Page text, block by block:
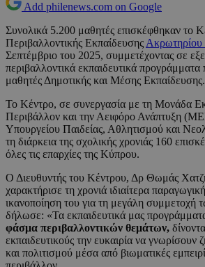
Add philenews.com on Google
Συνολικά 5.200 μαθητές επισκέφθηκαν το
Περιβαλλοντικής Εκπαίδευσης Ακρωτηρίου
Σεπτέμβριο του 2025, συμμετέχοντας σε
περιβαλλοντικά εκπαιδευτικά
μαθητές Δημοτικής και Μέσης Εκπαίδευσης.
Το Κέντρο, σε συνεργασία με τη Μονάδα
Περιβάλλον και την Αειφόρο Ανάπτυξη
Υπουργείου Παιδείας, Αθλητισμού και
τη διάρκεια της σχολικής χρονιάς 160
όλες τις επαρχίες της Κύπρου.
Ο Διευθυντής του Κέντρου, Δρ Θωμάς
χαρακτήρισε τη χρονιά ιδιαίτερα
ικανοποίηση του για τη μεγάλη συμμετοχή
δήλωσε: «Τα εκπαιδευτικά μας
φάσμα περιβαλλοντικών θεμάτων,
εκπαιδευτικούς την ευκαιρία να γνωρίσουν
και πολιτισμού μέσα από βιωματικές